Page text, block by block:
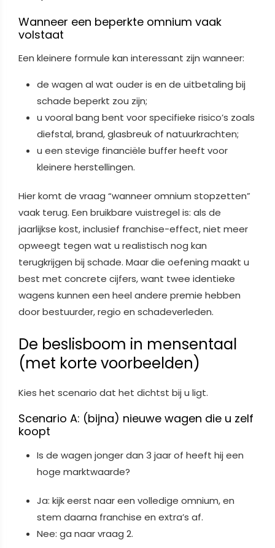
Wanneer een beperkte omnium vaak
volstaat
Een kleinere formule kan interessant zijn wanneer:
de wagen al wat ouder is en de uitbetaling bij
schade beperkt zou zijn;
u vooral bang bent voor specifieke risico’s zoals
diefstal, brand, glasbreuk of natuurkrachten;
u een stevige financiële buffer heeft voor
kleinere herstellingen.
Hier komt de vraag “wanneer omnium stopzetten”
vaak terug. Een bruikbare vuistregel is: als de
jaarlijkse kost, inclusief franchise-effect, niet meer
opweegt tegen wat u realistisch nog kan
terugkrijgen bij schade. Maar die oefening maakt u
best met concrete cijfers, want twee identieke
wagens kunnen een heel andere premie hebben
door bestuurder, regio en schadeverleden.
De beslisboom in mensentaal
(met korte voorbeelden)
Kies het scenario dat het dichtst bij u ligt.
Scenario A: (bijna) nieuwe wagen die u zelf
koopt
Is de wagen jonger dan 3 jaar of heeft hij een
hoge marktwaarde?
Ja: kijk eerst naar een volledige omnium, en
stem daarna franchise en extra’s af.
Nee: ga naar vraag 2.